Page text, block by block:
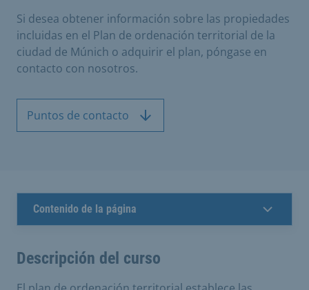
Si desea obtener información sobre las propiedades
incluidas en el Plan de ordenación territorial de la
ciudad de Múnich o adquirir el plan, póngase en
contacto con nosotros.
Puntos de contacto
Contenido de la página
Descripción del curso